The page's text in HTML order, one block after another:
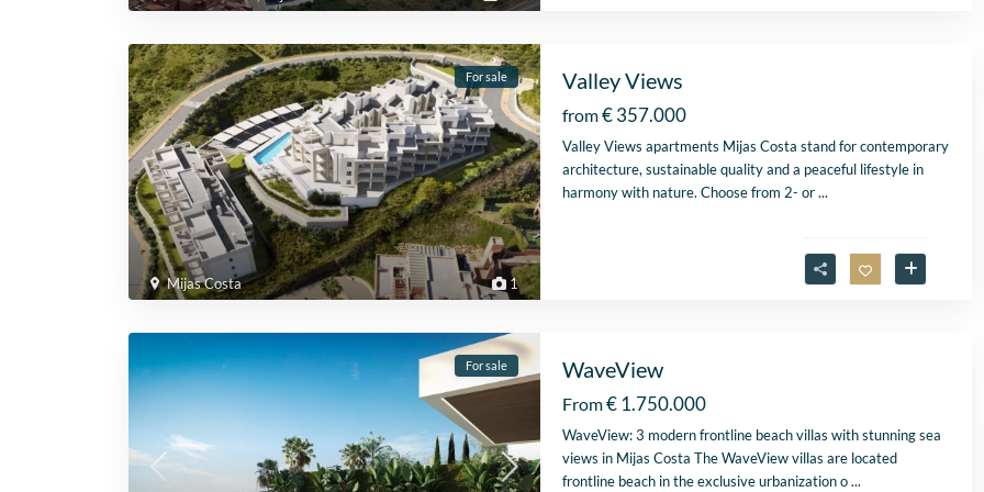
1
Mijas Costa
For sale Valley Views
from€ 357.000
Valley Views apartments Mijas Costa stand for contemporary
architecture, sustainable quality and a peaceful lifestyle in
harmony with nature. Choose from 2- or...
For sale WaveView
From€ 1.750.000
WaveView: 3 modern frontline beach villas with stunning sea
views in Mijas Costa The WaveView villas are located
frontline beach in the exclusive urbanization o...
perfect, alleen maar lof!